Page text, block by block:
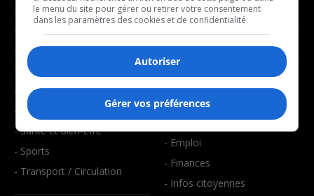
- Communauté / Social
- Culture
- Économie
- Éducation
- Environnement
- Faits divers
- Santé et bien-être
- Sports
- Transport / Circulation
- Joué récemment
BALADOS
- Art de vivre
- Bien-être
- Emploi
- Finances
- Infos citoyennes
le menu du site pour gérer ou retirer votre consentement
dans les paramètres des cookies et de confidentialité.
Autoriser
Gérer vos préférences